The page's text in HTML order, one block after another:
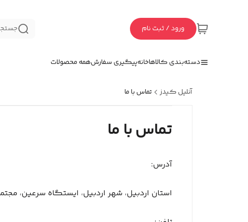
ورود / ثبت نام
دسته‌بندی کالاهاخانهپیگیری سفارشهمه محصولات
آنلیل کیدز تماس با ما
تماس با ما
آدرس:
استان اردبیل، شهر اردبیل، ایستگاه سرعین، مجتمع